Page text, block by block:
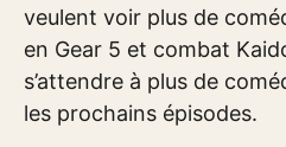
veulent voir plus de
en Gear 5 et combat
s’attendre à plus de
les prochains épisodes.